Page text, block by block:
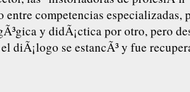
entre competencias especializadas,
y didÃ¡ctica por otro, pero
diÃ¡logo se estancÃ³ y fue